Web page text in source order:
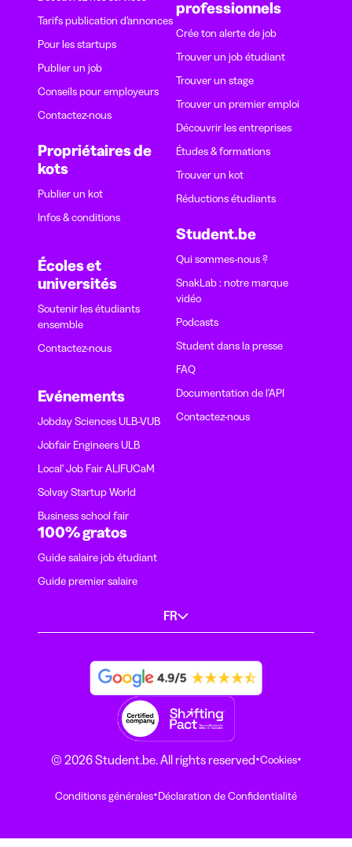
Tarifs publication d’annonces
Pour les startups
Publier un job
Conseils pour employeurs
Contactez-nous
Propriétaires de
kots
Publier un kot
Infos & conditions
Écoles et
universités
Soutenir les étudiants
ensemble
Contactez-nous
Evénements
Jobday Sciences ULB-VUB
Jobfair Engineers ULB
Local' Job Fair ALIFUCaM
Solvay Startup World
Business school fair
professionnels
Crée ton alerte de job
Trouver un job étudiant
Trouver un stage
Trouver un premier emploi
Découvrir les entreprises
Études & formations
Trouver un kot
Réductions étudiants
Student.be
Qui sommes-nous ?
SnakLab : notre marque
vidéo
Podcasts
Student dans la presse
FAQ
Documentation de l'API
Contactez-nous
100% gratos
Guide salaire job étudiant
Guide premier salaire
FR
© 2026 Student.be. All rights reserved·Cookies·
Conditions générales·Déclaration de Confidentialité